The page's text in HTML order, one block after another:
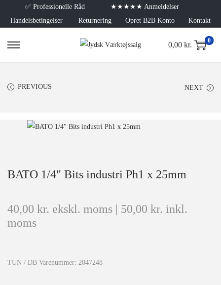
✅ Professionelle Råd
★★★★★ Anmeldelser
Handelsbetingelser
Returnering Opret B2B Konto Kontakt
0,00 kr. 0
PREVIOUS NEXT
BATO 1/4" Bits industri Ph1 x 25mm
40,00 kr. ekskl. moms | 50,00 kr. inkl.
moms
TUN / DB Varenummer: 2047248